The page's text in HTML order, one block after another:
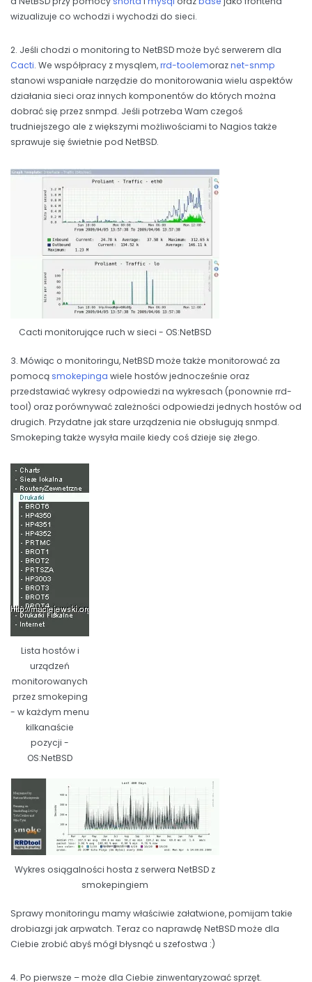
wizualizuje co wchodzi i wychodzi do sieci.
2. Jeśli chodzi o monitoring to NetBSD może być serwerem dla
Cacti. We współpracy z mysqlem,rrd-toolemoraznet-snmp
stanowi wspaniałe narzędzie do monitorowania wielu aspektów
działania sieci oraz innych komponentów do których można
dobrać się przez snmpd. Jeśli potrzeba Wam czegoś
trudniejszego ale z większymi możliwościami to Nagios także
sprawuje się świetnie pod NetBSD.
Cacti monitorujące ruch w sieci - OS:NetBSD
3. Mówiąc o monitoringu, NetBSD może także monitorować za
pomocąsmokepinga wiele hostów jednocześnie oraz
przedstawiać wykresy odpowiedzi na wykresach (ponownie rrd-
tool) oraz porównywać zależności odpowiedzi jednych hostów od
drugich. Przydatne jak stare urządzenia nie obsługują snmpd.
Smokeping także wysyła maile kiedy coś dzieje się złego.
Lista hostów i
urządzeń
monitorowanych
przez smokeping
- w każdym menu
kilkanaście
pozycji -
OS:NetBSD
Wykres osiągalności hosta z serwera NetBSD z
smokepingiem
Sprawy monitoringu mamy właściwie załatwione, pomijam takie
drobiazgi jak arpwatch. Teraz co naprawdę NetBSD może dla
Ciebie zrobić abyś mógł błysnąć u szefostwa :)
4. Po pierwsze – może dla Ciebie zinwentaryzować sprzęt.